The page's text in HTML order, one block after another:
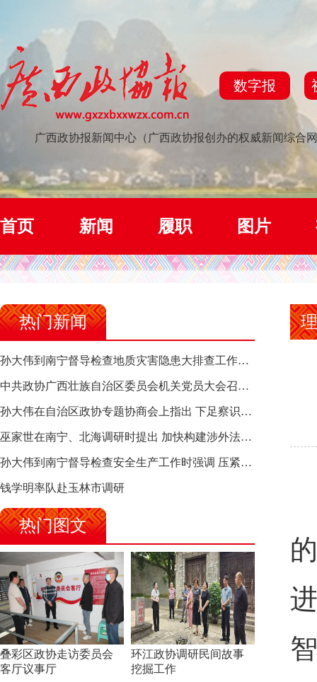
数字报
广西政协报新闻中心（广西政协报创办的权威新闻综合
首页 新闻 履职 图片
热门新闻
孙大伟到南宁督导检查地质灾害隐患大排查工作时强调 筑牢地质灾害安全防线 全力保障人民群众生命财产安全
中共政协广西壮族自治区委员会机关党员大会召开 选举产生新一届机关党委、机关纪委
孙大伟在自治区政协专题协商会上指出 下足察识谋督之功 恪尽服务大局之责 助推有色金属、关键金属产业高质量发展
巫家世在南宁、北海调研时提出 加快构建涉外法律供给集群 护航向海经济高质量发展
孙大伟到南宁督导检查安全生产工作时强调 压紧压实责任 狠抓隐患整治 坚决筑牢安全生产防线
钱学明率队赴玉林市调研
热门图文
叠彩区政协走访委员会
客厅议事厅
环江政协调研民间故事
挖掘工作